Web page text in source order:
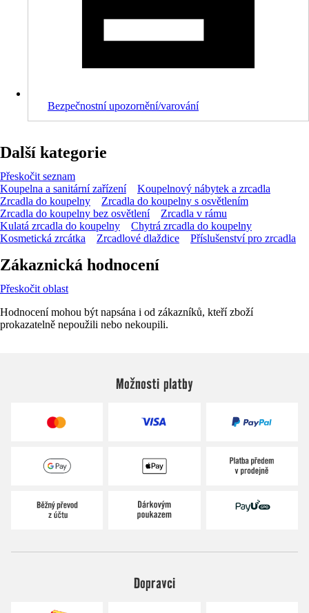
Bezpečnostní upozornění/varování
Další kategorie
Přeskočit seznam
Koupelna a sanitární zařízení
Koupelnový nábytek a zrcadla
Zrcadla do koupelny
Zrcadla do koupelny s osvětlením
Zrcadla do koupelny bez osvětlení
Zrcadla v rámu
Kulatá zrcadla do koupelny
Chytrá zrcadla do koupelny
Kosmetická zrcátka
Zrcadlové dlaždice Příslušenství pro zrcadla
Zákaznická hodnocení
Přeskočit oblast
Hodnocení mohou být napsána i od zákazníků, kteří zboží
prokazatelně nepoužili nebo nekoupili.
Možnosti platby
Dopravci